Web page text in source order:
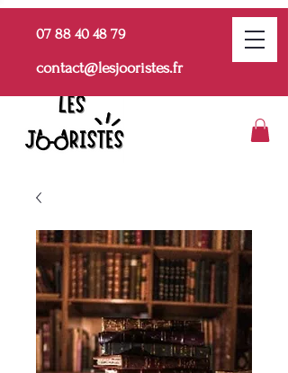
07 88 40 48 79
contact@lesjooristes.fr